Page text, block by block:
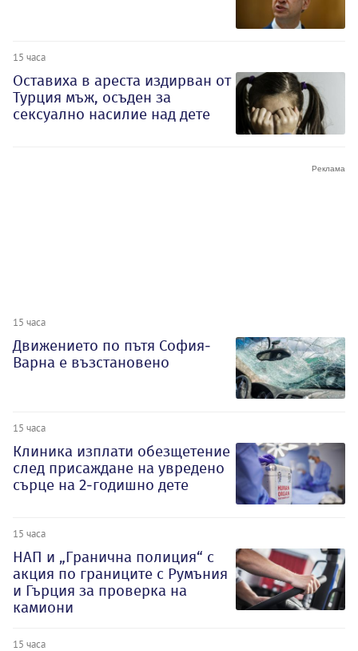
15 часа
Оставиха в ареста издирван от
Турция мъж, осъден за
сексуално насилие над дете
15 часа
Движението по пътя София-
Варна е възстановено
15 часа
Клиника изплати обезщетение
след присаждане на увредено
сърце на 2-годишно дете
15 часа
НАП и „Гранична полиция“ с
акция по границите с Румъния
и Гърция за проверка на
камиони
15 часа